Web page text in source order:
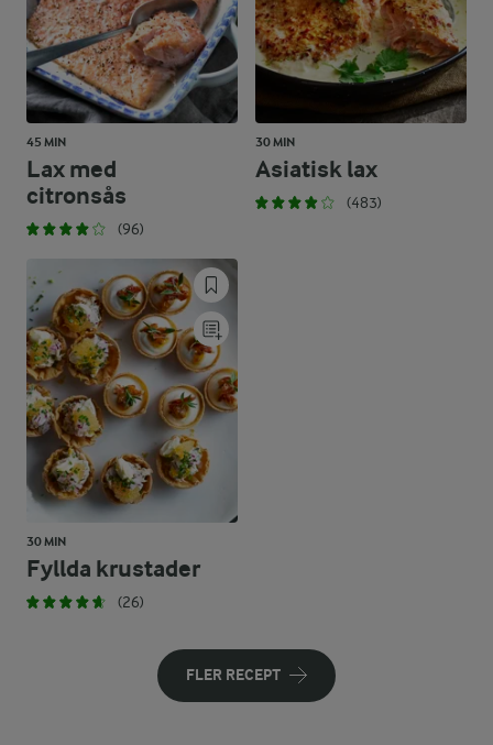
45 MIN
Lax med
citronsås
(96)
30 MIN
Asiatisk lax
(483)
30 MIN
Fyllda krustader
(26)
FLER RECEPT